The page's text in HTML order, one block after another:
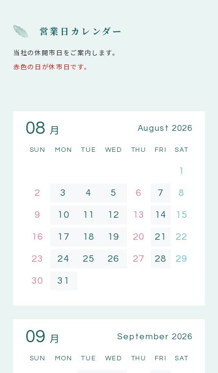
営業日カレンダー
当社の休開市日をご案内します。
赤色の日が休市日です。
08 月 August 2026
SUN MON TUE WED THU FRI SAT
1
2 3 4 5 6 7 8
9 10 11 12 13 14 15
16 17 18 19 20 21 22
23 24 25 26 27 28 29
30 31
09 月 September 2026
SUN MON TUE WED THU FRI SAT